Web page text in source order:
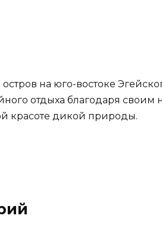
на юго-востоке
отдыха благодаря
красоте дикой природы.